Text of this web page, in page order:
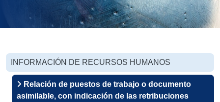
INFORMACIÓN DE RECURSOS HUMANOS
Relación de puestos de trabajo o documento
asimilable, con indicación de las retribuciones